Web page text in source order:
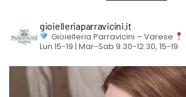
gioielleriaparravicini.it
Gioielleria Parravicini – Varese
Lun 15-19 | Mar-Sab 9.30-12.30, 15-19